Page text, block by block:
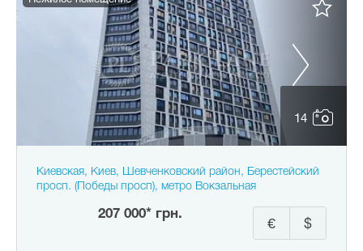
14
Киевская, Киев, Шевченковский район, Берестейский
просп. (Победы просп), метро Вокзальная
207 000* грн.
$
€